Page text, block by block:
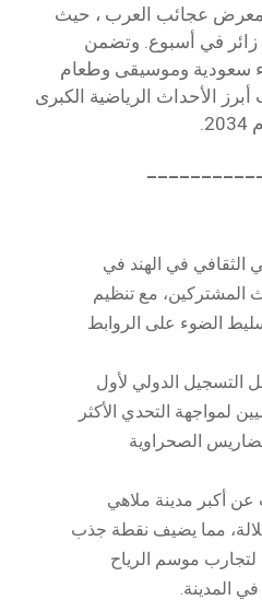
معرض عجائب العرب ، حيث
استقطب أكثر من 64,000 زائر في أسبوع. وتضمن
سعودية وموسيقى وطعام
الأحداث الرياضية الكبرى
الثقافي في الهند في
المشتركين، مع تنظيم
الضوء على الروابط
التسجيل الدولي لأول
لمواجهة التحدي الأكثر
الصحراوية
عن أكبر مدينة ملاهي
مما يضيف نقطة جذب
لتجارب موسم الرياح
المدينة.